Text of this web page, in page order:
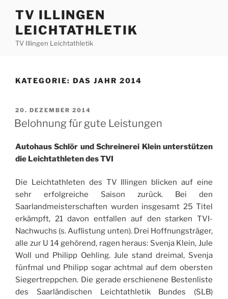
Inhalt
springen
TV ILLINGEN
LEICHTATHLETIK
TV Illingen Leichtathletik
KATEGORIE: DAS JAHR 2014
VERÖFFENTLICHT
AM
20. DEZEMBER 2014
Belohnung für gute Leistungen
Autohaus Schlör und Schreinerei Klein unterstützen
die Leichtathleten des TVI
Die Leichtathleten des TV Illingen blicken auf eine
sehr erfolgreiche Saison zurück. Bei den
Saarlandmeisterschaften wurden insgesamt 25 Titel
erkämpft, 21 davon entfallen auf den starken TVI-
Nachwuchs (s. Auflistung unten). Drei Hoffnungsträger,
alle zur U 14 gehörend, ragen heraus: Svenja Klein, Jule
Woll und Philipp Oehling. Jule stand dreimal, Svenja
fünfmal und Philipp sogar achtmal auf dem obersten
Siegertreppchen. Die gerade erschienene Bestenliste
des Saarländischen Leichtathletik Bundes (SLB)